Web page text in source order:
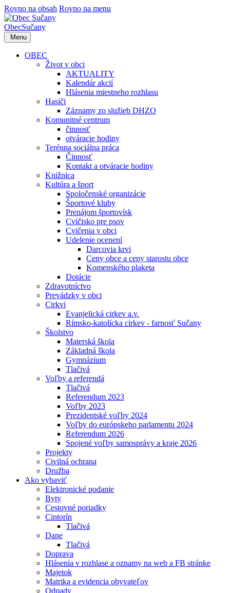
Rovno na obsah Rovno na menu
ObecSučany
Menu
OBEC
Život v obci
AKTUALITY
Kalendár akcií
Hlásenia miestneho rozhlasu
Hasiči
Záznamy zo služieb DHZO
Komunitné centrum
činnosť
otváracie hodiny
Terénna sociálna práca
Činnosť
Kontakt a otváracie hodiny
Knižnica
Kultúra a šport
Spoločenské organizácie
Športové kluby
Prenájom športovísk
Cvičisko pre psov
Cvičenia v obci
Udelenie ocenení
Darcovia krvi
Ceny obce a ceny starostu obce
Komenského plaketa
Dotácie
Zdravotníctvo
Prevádzky v obci
Cirkvi
Evanjelická cirkev a.v.
Rímsko-katolícka cirkev - farnosť Sučany
Školstvo
Materská škola
Základná škola
Gymnázium
Tlačivá
Voľby a referendá
Tlačivá
Referendum 2023
Voľby 2023
Prezidentské voľby 2024
Voľby do európskeho parlamentu 2024
Referendum 2026
Spojené voľby samosprávy a kraje 2026
Projekty
Civilná ochrana
Družba
Ako vybaviť
Elektronické podanie
Byty
Cestovné poriadky
Cintorín
Tlačivá
Dane
Tlačivá
Doprava
Hlásenia v rozhlase a oznamy na web a FB stránke
Majetok
Matrika a evidencia obyvateľov
Odpady